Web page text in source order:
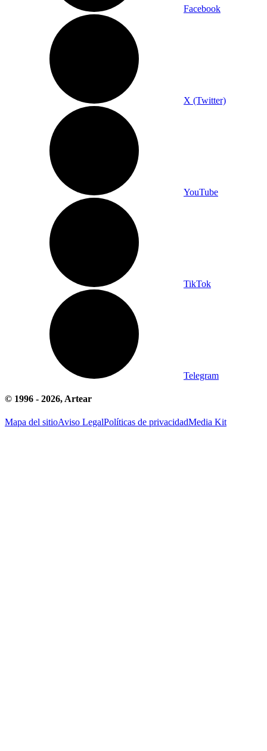
Facebook
X (Twitter)
YouTube
TikTok
Telegram
© 1996 - 2026, Artear
Mapa del sitioAviso LegalPolíticas de privacidadMedia Kit